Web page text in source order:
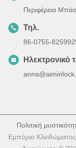
Περιφέρεια
Τηλ.
86-0755-
Ηλεκτρονικό
Πολιτική
Εμπόριο